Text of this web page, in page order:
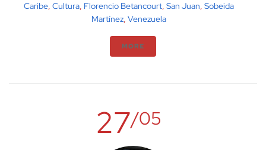
Caribe, Cultura, Florencio Betancourt, San Juan, Sobeida
Martínez, Venezuela
MORE
27/05